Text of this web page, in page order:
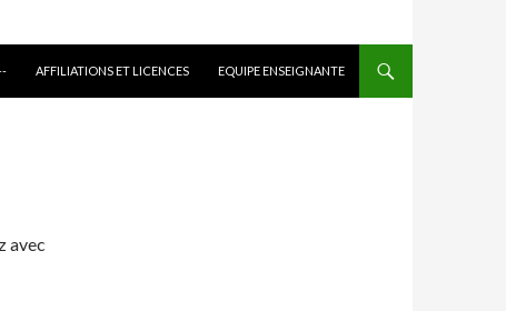
AFFILIATIONS ET LICENCES EQUIPE ENSEIGNANTE
avec